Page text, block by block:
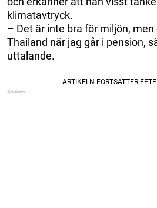
klimatavtryck.
– Det är inte bra för miljön, men
Thailand när jag går i pension,
uttalande.